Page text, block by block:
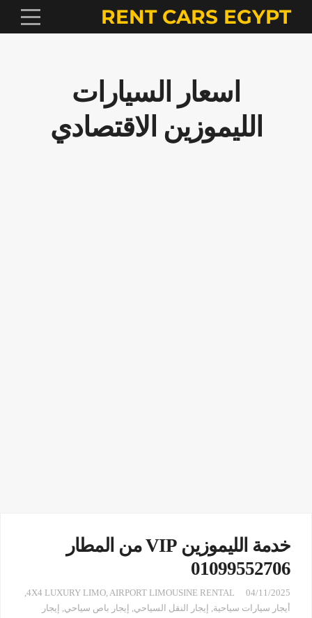
RENT CARS EGYPT
اسعار السيارات
الليموزين الاقتصادي
خدمة الليموزين VIP من المطار
01099552706
04/11/2025
4X4 LUXURY LIMO, AIRPORT LIMOUSINE RENTAL
,
أيجار سيارات سياحية, إيجار النقل السياحي, إيجار باص سياحي, إيجار